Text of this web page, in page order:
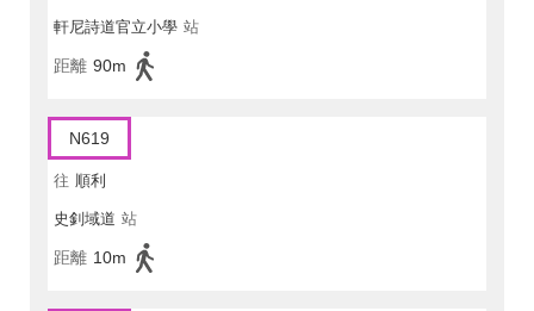
軒尼詩道官立小學 站
距離 90m
N619
往 順利
史釗域道 站
距離 10m